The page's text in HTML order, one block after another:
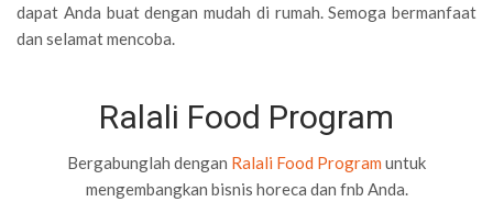
dapat Anda buat dengan mudah di rumah. Semoga bermanfaat
dan selamat mencoba.
Ralali Food Program
Bergabunglah dengan Ralali Food Program untuk
mengembangkan bisnis horeca dan fnb Anda.